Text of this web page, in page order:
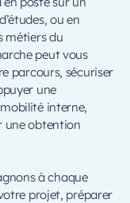
ou en
métiers du
peut vous
parcours, sécuriser
une
interne,
une obtention
à chaque
projet, préparer